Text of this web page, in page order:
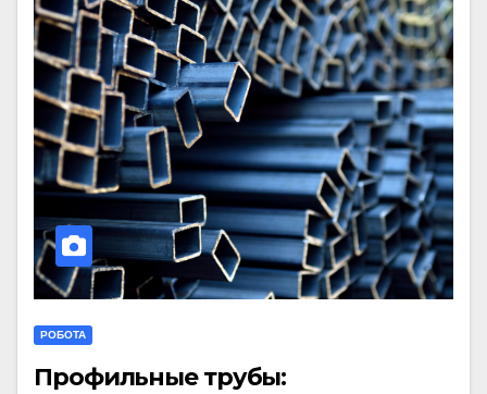
РОБОТА
Профильные трубы: